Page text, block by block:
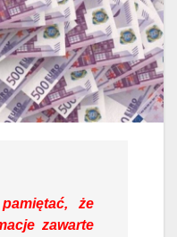
że
zawarte